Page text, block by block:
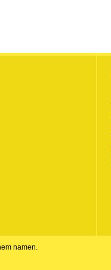
namen.